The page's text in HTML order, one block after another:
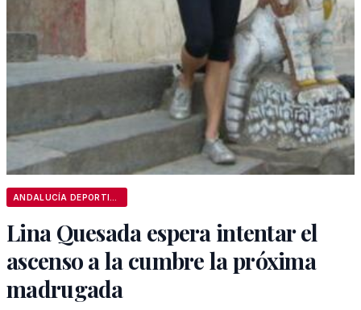
Lina Quesada espera intentar el
ascenso a la cumbre la próxima
madrugada